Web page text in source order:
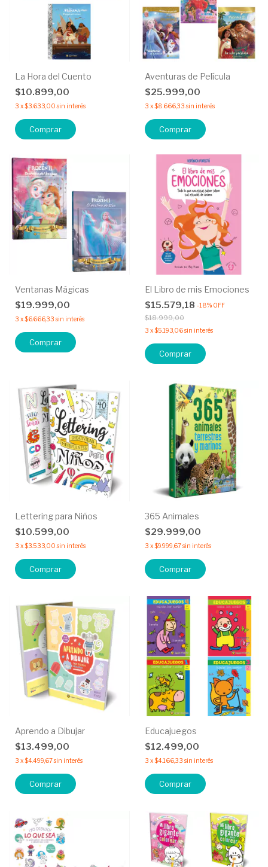
La Hora del Cuento
$10.899,00
3 x$3.633,00 sin interés
Comprar
Aventuras de Película
$25.999,00
3 x$8.666,33 sin interés
Comprar
Ventanas Mágicas
$19.999,00
3 x$6.666,33 sin interés
Comprar
El Libro de mis Emociones
$15.579,18 -18% OFF
$18.999,00
3 x$5.193,06sin interés
Lettering para Niños
$10.599,00
3 x$3.533,00 sin interés
365 Animales
$29.999,00
3 x$9.999,67sin interés
Aprendo a Dibujar
$13.499,00
3 x$4.499,67sin interés
Educajuegos
$12.499,00
3 x$4.166,33 sin interés
Comprar